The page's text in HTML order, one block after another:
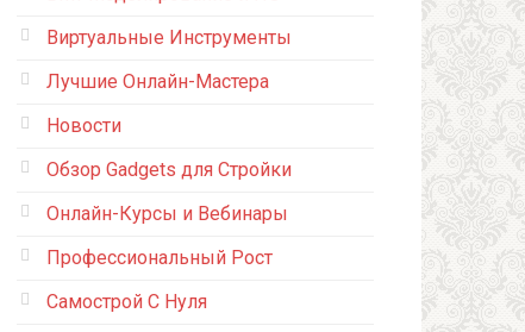
Виртуальные Инструменты
Лучшие Онлайн-Мастера
Новости
Обзор Gadgets для Стройки
Онлайн-Курсы и Вебинары
Профессиональный Рост
Самострой С Нуля